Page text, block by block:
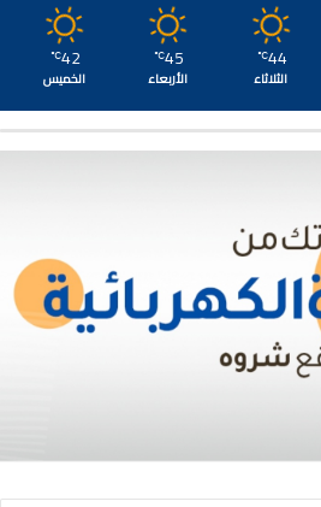
44
℃
الثلاثاء
45
℃
الأربعاء
42
℃
الخميس